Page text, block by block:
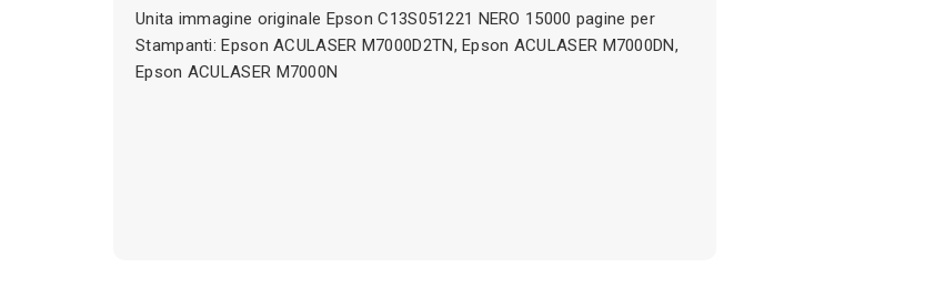
Unita immagine originale Epson C13S051221 NERO 15000 pagine per
Stampanti: Epson ACULASER M7000D2TN, Epson ACULASER M7000DN,
Epson ACULASER M7000N